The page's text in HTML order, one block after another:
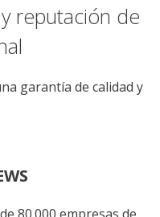
reputación de
garantía de calidad y